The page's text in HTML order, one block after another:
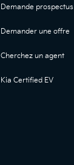
Demande prospectus
Demander une offre
Cherchez un agent
Kia Certified EV